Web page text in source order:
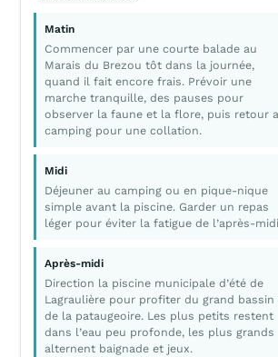
Matin
Commencer par une courte balade au
Marais du Brezou tôt dans la journée,
quand il fait encore frais. Prévoir une
marche tranquille, des pauses pour
observer la faune et la flore, puis retour
camping pour une collation.
Midi
Déjeuner au camping ou en pique-nique
simple avant la piscine. Garder un repas
léger pour éviter la fatigue de l’après-
Après-midi
Direction la piscine municipale d’été de
Lagraulière pour profiter du grand bassin
de la pataugeoire. Les plus petits restent
dans l’eau peu profonde, les plus grands
alternent baignade et jeux.